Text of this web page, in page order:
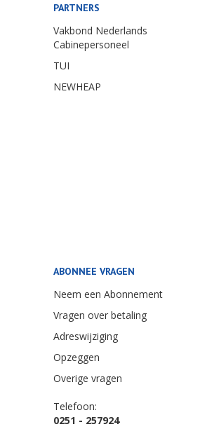
PARTNERS
Vakbond Nederlands
Cabinepersoneel
TUI
NEWHEAP
ABONNEE VRAGEN
Neem een Abonnement
Vragen over betaling
Adreswijziging
Opzeggen
Overige vragen
Telefoon:
0251 - 257924